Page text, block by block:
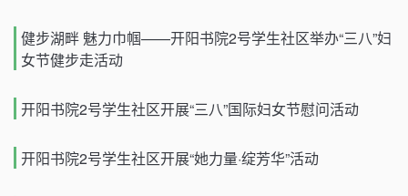
健步湖畔 魅力巾帼——开阳书院2号学生社区举办“三八”妇
女节健步走活动
开阳书院2号学生社区开展“三八”国际妇女节慰问活动
开阳书院2号学生社区开展“她力量·绽芳华”活动